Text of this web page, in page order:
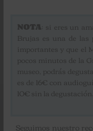
NOTA : si eres un
Brujas es una de las
importantes y que el
pocos minutos de la
museo, podrás
es de 16€ con
10€ sin la degustación.
Seguimos nuestro